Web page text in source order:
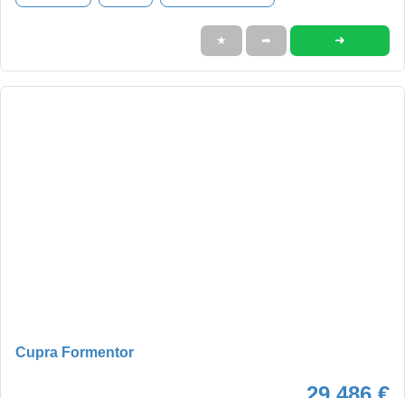
★ ➦ ➜
Cupra Formentor